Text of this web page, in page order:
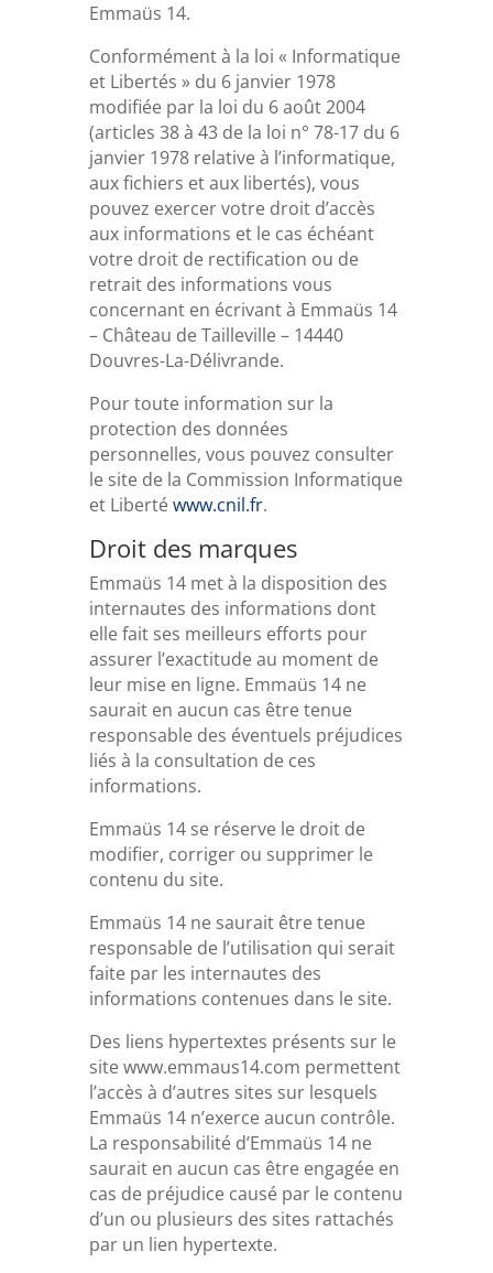
Emmaüs 14.
Conformément à la loi « Informatique
et Libertés » du 6 janvier 1978
modifiée par la loi du 6 août 2004
(articles 38 à 43 de la loi n° 78-17 du 6
janvier 1978 relative à l’informatique,
aux fichiers et aux libertés), vous
pouvez exercer votre droit d’accès
aux informations et le cas échéant
votre droit de rectification ou de
retrait des informations vous
concernant en écrivant à Emmaüs 14
– Château de Tailleville – 14440
Douvres-La-Délivrande.
Pour toute information sur la
protection des données
personnelles, vous pouvez consulter
le site de la Commission Informatique
et Libertéwww.cnil.fr.
Droit des marques
Emmaüs 14 met à la disposition des
internautes des informations dont
elle fait ses meilleurs efforts pour
assurer l’exactitude au moment de
leur mise en ligne. Emmaüs 14 ne
saurait en aucun cas être tenue
responsable des éventuels préjudices
liés à la consultation de ces
informations.
Emmaüs 14 se réserve le droit de
modifier, corriger ou supprimer le
contenu du site.
Emmaüs 14 ne saurait être tenue
responsable de l’utilisation qui serait
faite par les internautes des
informations contenues dans le site.
Des liens hypertextes présents sur le
site www.emmaus14.com permettent
l’accès à d’autres sites sur lesquels
Emmaüs 14 n’exerce aucun contrôle.
La responsabilité d’Emmaüs 14 ne
saurait en aucun cas être engagée en
cas de préjudice causé par le contenu
d’un ou plusieurs des sites rattachés
par un lien hypertexte.